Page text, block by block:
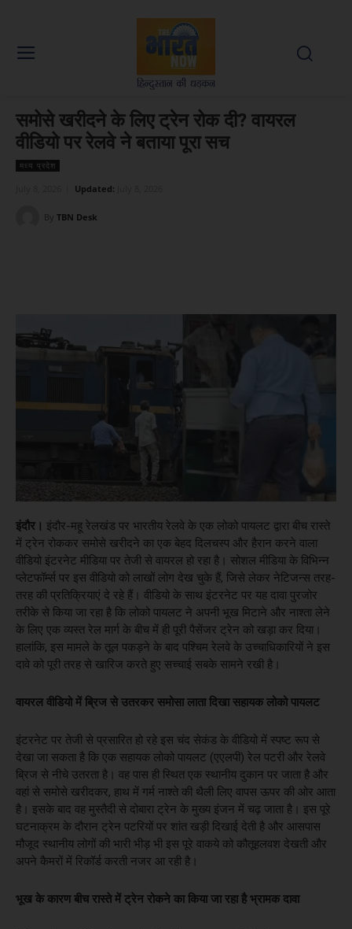
समोसे खरीदने के लिए ट्रेन रोक दी? वायरल
वीडियो पर रेलवे ने बताया पूरा सच
मध्य प्रदेश
Updated:
By TBN Desk
इंदौर। इंदौर-महू रेलखंड पर भारतीय रेलवे के एक लोको पायलट द्वारा बीच रास्ते
में ट्रेन रोककर समोसे खरीदने का एक बेहद दिलचस्प और हैरान करने वाला
वीडियो इंटरनेट मीडिया पर तेजी से वायरल हो रहा है। सोशल मीडिया के विभिन्न
प्लेटफॉर्म्स पर इस वीडियो को लाखों लोग देख चुके हैं, जिसे लेकर नेटिजन्स तरह-
तरह की प्रतिक्रियाएं दे रहे हैं। वीडियो के साथ इंटरनेट पर यह दावा पुरजोर
तरीके से किया जा रहा है कि लोको पायलट ने अपनी भूख मिटाने और नाश्ता लेने
के लिए एक व्यस्त रेल मार्ग के बीच में ही पूरी पैसेंजर ट्रेन को खड़ा कर दिया।
हालांकि, इस मामले के तूल पकड़ने के बाद पश्चिम रेलवे के उच्चाधिकारियों ने इस
दावे को पूरी तरह से खारिज करते हुए सच्चाई सबके सामने रखी है।
वायरल वीडियो में ब्रिज से उतरकर समोसा लाता दिखा सहायक लोको पायलट
इंटरनेट पर तेजी से प्रसारित हो रहे इस चंद सेकंड के वीडियो में स्पष्ट रूप से
देखा जा सकता है कि एक सहायक लोको पायलट (एएलपी) रेल पटरी और रेलवे
ब्रिज से नीचे उतरता है। वह पास ही स्थित एक स्थानीय दुकान पर जाता है और
वहां से समोसे खरीदकर, हाथ में गर्म नाश्ते की थैली लिए वापस ऊपर की ओर आता
है। इसके बाद वह मुस्तैदी से दोबारा ट्रेन के मुख्य इंजन में चढ़ जाता है। इस पूरे
घटनाक्रम के दौरान ट्रेन पटरियों पर शांत खड़ी दिखाई देती है और आसपास
मौजूद स्थानीय लोगों की भारी भीड़ भी इस पूरे वाकये को कौतूहलवश देखती और
अपने कैमरों में रिकॉर्ड करती नजर आ रही है।
भूख के कारण बीच रास्ते में ट्रेन रोकने का किया जा रहा है भ्रामक दावा